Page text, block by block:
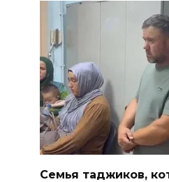
Семья таджиков,